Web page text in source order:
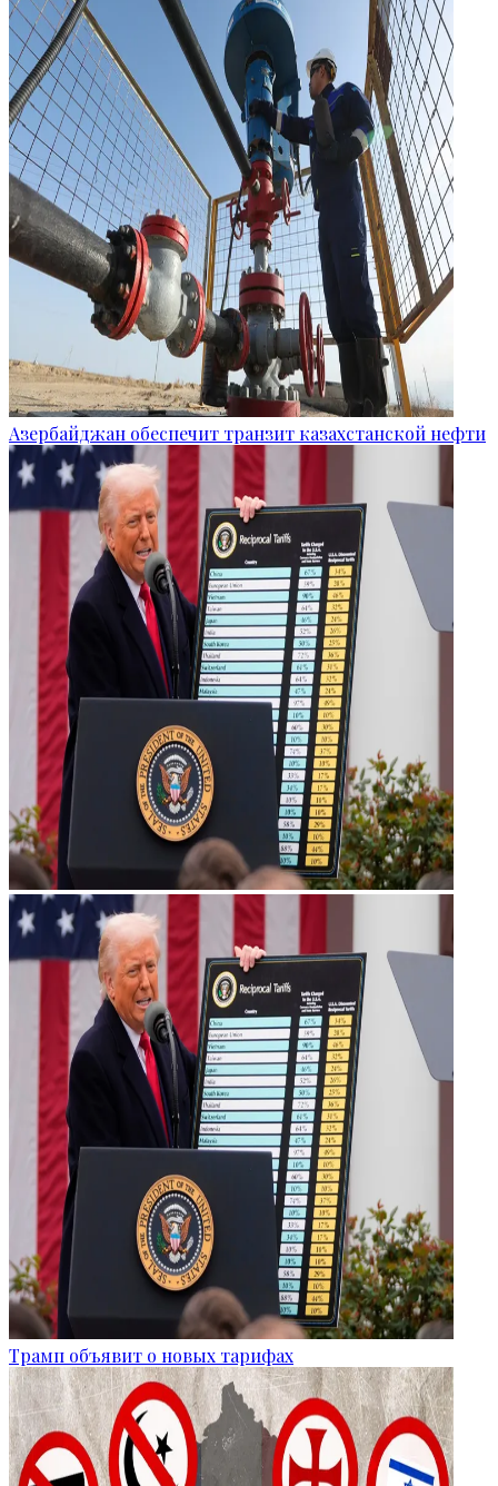
Азербайджан обеспечит транзит казахстанской нефти
Трамп объявит о новых тарифах